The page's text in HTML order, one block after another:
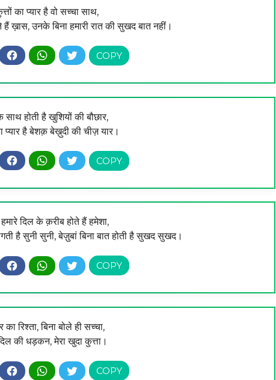
का प्यार है वो सच्चा साथ,
हैं ख़ास, उनके बिना हमारी रात की सुखद बात नहीं।
होती है खुशियों की बौछार,
प्यार है बेशक़ बेख़ुदी की चीज़ यार।
दिल के क़रीब होते हैं हमेशा,
है सुनी सुनी, बेज़ुबां बिना बात होती है सुखद सुखद।
का रिश्ता, बिना बोले ही सच्चा,
की धड़कन, मेरा खुदा कुत्ता।